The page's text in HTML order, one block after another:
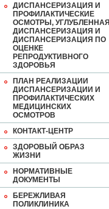
ДИСПАНСЕРИЗАЦИЯ И
ПРОФИЛАКТИЧЕСКИЕ
ОСМОТРЫ, УГЛУБЛЕННАЯ
ДИСПАНСЕРИЗАЦИЯ И
ДИСПАНСЕРИЗАЦИЯ ПО
ОЦЕНКЕ
РЕПРОДУКТИВНОГО
ЗДОРОВЬЯ
ПЛАН РЕАЛИЗАЦИИ
ДИСПАНСЕРИЗАЦИИ И
ПРОФИЛАКТИЧЕСКИХ
МЕДИЦИНСКИХ
ОСМОТРОВ
КОНТАКТ-ЦЕНТР
ЗДОРОВЫЙ ОБРАЗ
ЖИЗНИ
НОРМАТИВНЫЕ
ДОКУМЕНТЫ
БЕРЕЖЛИВАЯ
ПОЛИКЛИНИКА